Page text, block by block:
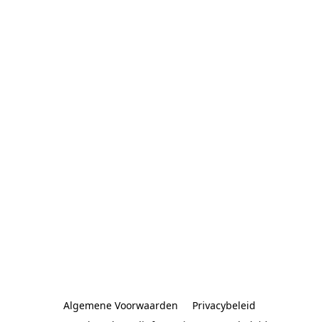
Algemene Voorwaarden
Privacybeleid